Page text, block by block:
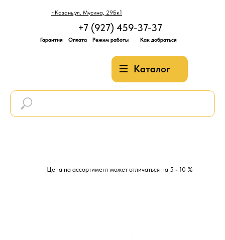
г.Казань,ул. Мусина, 29Бк1
Каталог
+7 (927) 459-37-37
Гарантия Оплата Режим работы Как добраться
Цена на ассортимент может отличаться на 5 - 10 %